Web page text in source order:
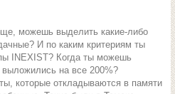
можешь выделить какие-либо
И по каким критериям ты
INEXIST? Когда ты можешь
выложились на все 200%?
которые откладываются в памяти